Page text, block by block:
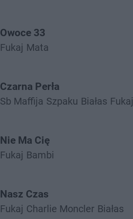
Owoce 33
Fukaj Mata
Czarna Perła
Sb Maffija Szpaku Białas Fukaj
Nie Ma Cię
Fukaj Bambi
Nasz Czas
Fukaj Charlie Moncler Białas